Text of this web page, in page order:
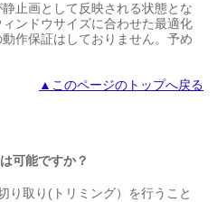
止画として反映される状態とな
ンドウサイズに合わせた最適化
作保証はしておりません。予め
▲このページのトップへ戻る
可能ですか？
り取り(トリミング）を行うこと